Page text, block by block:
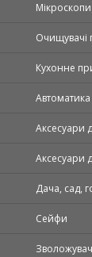
Мікроскопи
Очищувачі
Кухонне
Автоматика
Аксесуари
Аксесуари
Дача, сад,
Сейфи